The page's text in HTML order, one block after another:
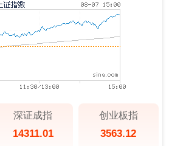
深证成指
14311.01
创业板指
3563.12